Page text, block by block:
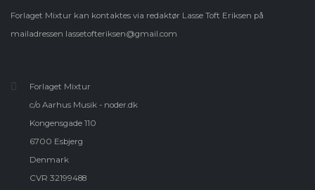
Forlaget Mixtur kan kontaktes via redaktør Lasse Toft Eriksen på
mailadressen lassetofteriksen@gmail.com
Forlaget Mixtur
c/o Aarhus Musik - noder.dk
Kongensgade 110
6700 Esbjerg
Denmark
CVR 32199488